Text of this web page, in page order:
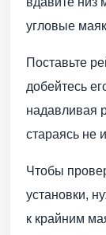
угловые
Поставьте
добейтесь
надавливая
стараясь не
Чтобы
установки,
к крайним